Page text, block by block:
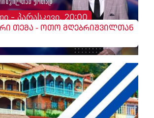
- პარასკევი, 20:00
თემა - ოთო მღებრიშვილთან